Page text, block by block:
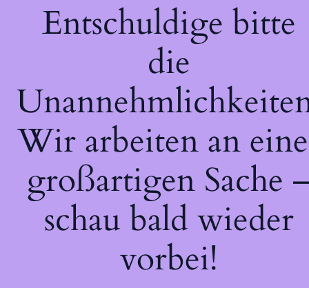
Entschuldige bitte
die
Wir arbeiten an
großartigen Sache
schau bald wieder
vorbei!